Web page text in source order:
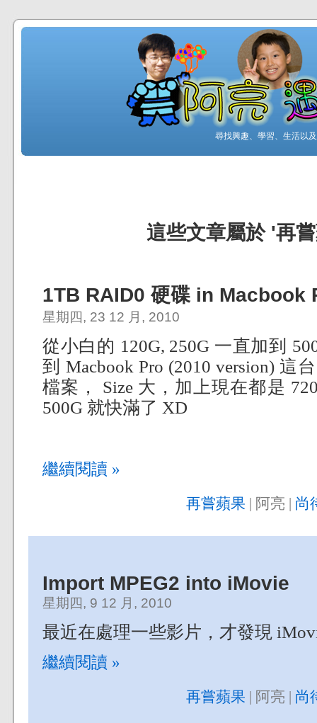
尋找興趣、學習、生活以
這些文章屬於 '再
1TB RAID0 硬碟 in Macbook
星期四, 23 12 月, 2010
從小白的 120G, 250G 一直加到
到 Macbook Pro (2010 version) 這
檔案， Size 大，加上現在都是
500G 就快滿了 XD
繼續閱讀 »
再嘗蘋果 | 阿亮 | 尚
Import MPEG2 into iMovie
星期四, 9 12 月, 2010
最近在處理一些影片，才發現
繼續閱讀 »
再嘗蘋果 | 阿亮 | 尚